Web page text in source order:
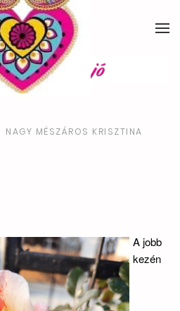
NAGY MÉSZÁROS KRISZTINA
A jobb
kezén